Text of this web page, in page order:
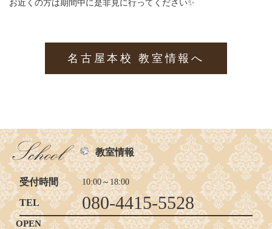
お近くの方は期間中に是非見に行ってください✨
名古屋本校 教室情報へ
教室情報
受付時間 10:00～18:00
TEL 080-4415-5528
OPEN